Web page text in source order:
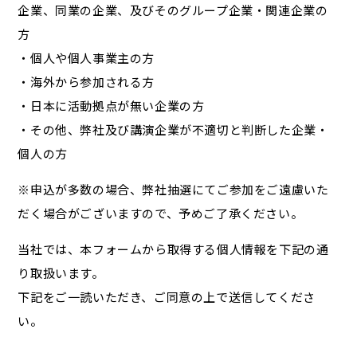
企業、同業の企業、及びそのグループ企業・関連企業の
方
・個人や個人事業主の方
・海外から参加される方
・日本に活動拠点が無い企業の方
・その他、弊社及び講演企業が不適切と判断した企業・
個人の方
※申込が多数の場合、弊社抽選にてご参加をご遠慮いた
だく場合がございますので、予めご了承ください。
当社では、本フォームから取得する個人情報を下記の通
り取扱います。
下記をご一読いただき、ご同意の上で送信してくださ
い。